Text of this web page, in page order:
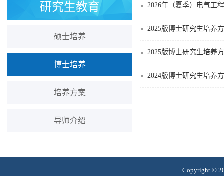
研究生教育
硕士培养
博士培养
培养方案
导师介绍
2026年（夏季）电气工
2025版博士研究生培养
2025版博士研究生培养
2024版博士研究生培养
Copyright ©